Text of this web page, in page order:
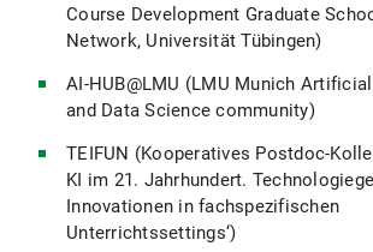
Course Development Graduate
Network, Universität Tübingen)
AI-HUB@LMU (LMU Munich
and Data Science community)
TEIFUN (Kooperatives Postdoc-
KI im 21. Jahrhundert.
Innovationen in fachspezifischen
Unterrichtssettings‘)